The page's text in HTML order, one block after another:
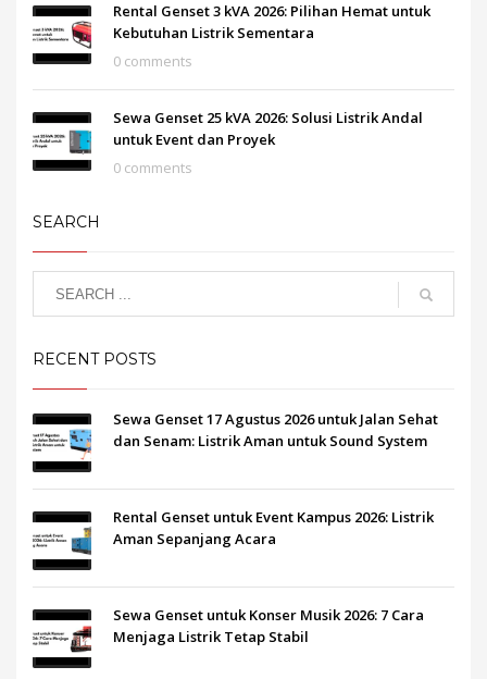
Rental Genset 3 kVA 2026: Pilihan Hemat untuk
Kebutuhan Listrik Sementara
0 comments
Sewa Genset 25 kVA 2026: Solusi Listrik Andal
untuk Event dan Proyek
0 comments
SEARCH
RECENT POSTS
Sewa Genset 17 Agustus 2026 untuk Jalan Sehat
dan Senam: Listrik Aman untuk Sound System
Rental Genset untuk Event Kampus 2026: Listrik
Aman Sepanjang Acara
Sewa Genset untuk Konser Musik 2026: 7 Cara
Menjaga Listrik Tetap Stabil